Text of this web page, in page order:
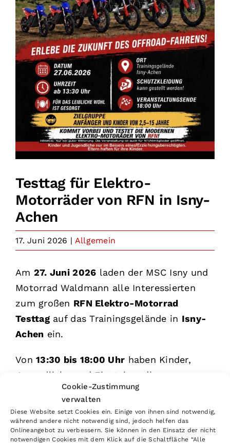
Cookie-Zustimmung
verwalten
Diese Website setzt Cookies ein. Einige von ihnen sind notwendig,
während andere nicht notwendig sind, jedoch helfen das
Onlineangebot zu verbessern. Sie können in den Einsatz der nicht
notwendigen Cookies mit dem Klick auf die Schaltfläche “Alle
Testtag für Elektro-
Motorräder von RFN in Isny-
Achen
17. Juni 2026 | Allgemein
Am 27. Juni 2026 laden der MSC Isny und
Motorrad Waldmann alle Interessierten
zum großen RFN Elektro-Motorrad
Testtagauf das Trainingsgelände in Isny-
Achen ein.
Von13:30 bis 18:00 Uhr haben Kinder,
Jugendliche und Einsteiger die
Möglichkeit, die modernen Elektro-
Offroad-Motorräder von RFN selbst
auszuprobieren und die Zukunft des
Offroad-Fahrens hautnah zu erleben. Die